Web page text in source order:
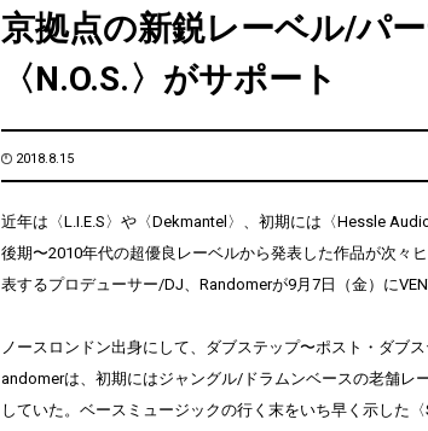
京拠点の新鋭レーベル/パ
〈N.O.S.〉がサポート
2018.8.15
近年は〈L.I.E.S〉や〈Dekmantel〉、初期には〈Hessle
後期〜2010年代の超優良レーベルから発表した作品が次々
表するプロデューサー/DJ、Randomerが9月7日（金）に
ノースロンドン出身にして、ダブステップ〜ポスト・ダブ
andomerは、初期にはジャングル/ドラムンベースの老舗レ
していた。ベースミュージックの行く末をいち早く示した